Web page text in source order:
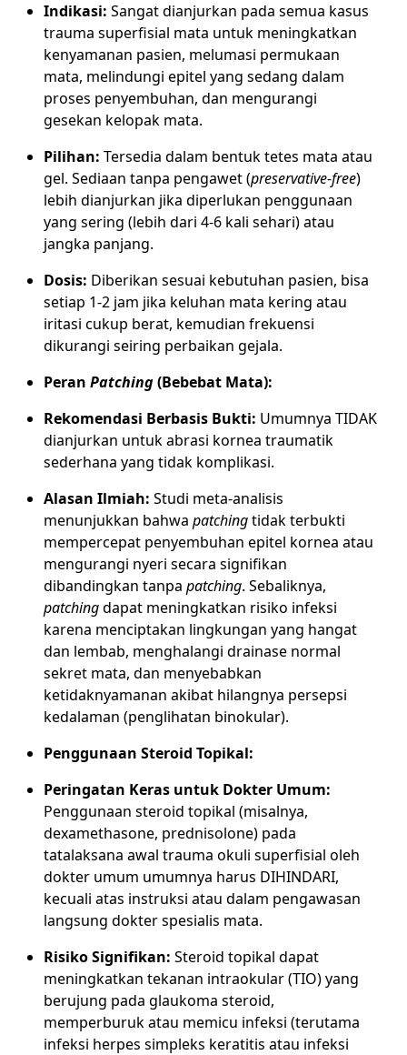
Indikasi: Sangat dianjurkan pada semua kasus
trauma superfisial mata untuk meningkatkan
kenyamanan pasien, melumasi permukaan
mata, melindungi epitel yang sedang dalam
proses penyembuhan, dan mengurangi
gesekan kelopak mata.
Pilihan: Tersedia dalam bentuk tetes mata atau
gel. Sediaan tanpa pengawet (preservative-free)
lebih dianjurkan jika diperlukan penggunaan
yang sering (lebih dari 4-6 kali sehari) atau
jangka panjang.
Dosis: Diberikan sesuai kebutuhan pasien, bisa
setiap 1-2 jam jika keluhan mata kering atau
iritasi cukup berat, kemudian frekuensi
dikurangi seiring perbaikan gejala.
Peran Patching(Bebebat Mata):
Rekomendasi Berbasis Bukti: Umumnya TIDAK
dianjurkan untuk abrasi kornea traumatik
sederhana yang tidak komplikasi.
Alasan Ilmiah: Studi meta-analisis
menunjukkan bahwa patchingtidak terbukti
mempercepat penyembuhan epitel kornea atau
mengurangi nyeri secara signifikan
dibandingkan tanpa patching. Sebaliknya,
patchingdapat meningkatkan risiko infeksi
karena menciptakan lingkungan yang hangat
dan lembab, menghalangi drainase normal
sekret mata, dan menyebabkan
ketidaknyamanan akibat hilangnya persepsi
kedalaman (penglihatan binokular).
Penggunaan Steroid Topikal:
Peringatan Keras untuk Dokter Umum:
Penggunaan steroid topikal (misalnya,
dexamethasone, prednisolone) pada
tatalaksana awal trauma okuli superfisial oleh
dokter umum umumnya harus DIHINDARI,
kecuali atas instruksi atau dalam pengawasan
langsung dokter spesialis mata.
Risiko Signifikan: Steroid topikal dapat
meningkatkan tekanan intraokular (TIO) yang
berujung pada glaukoma steroid,
memperburuk atau memicu infeksi (terutama
infeksi herpes simpleks keratitis atau infeksi